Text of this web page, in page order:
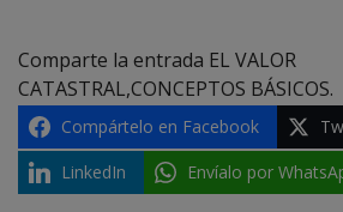
Comparte la entrada EL VALOR
CATASTRAL,CONCEPTOS BÁSICOS.
Compártelo en Facebook
LinkedIn
Envíalo por